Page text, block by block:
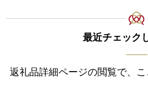
最近チェック
返礼品詳細ページの閲覧で、こ